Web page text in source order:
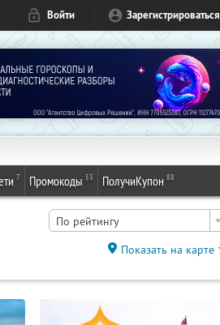
Войти Зарегистрироваться
7 Промокоды 53 ПолучиКупон 88
По рейтингу
Показать на карте